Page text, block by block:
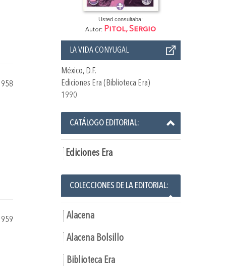
Usted consultaba:
Autor: Pitol, Sergio
LA VIDA CONYUGAL
México, D.F.
Ediciones Era (Biblioteca Era)
1990
CATÁLOGO EDITORIAL:
Ediciones Era
COLECCIONES DE LA EDITORIAL:
Alacena
Alacena Bolsillo
Biblioteca Era